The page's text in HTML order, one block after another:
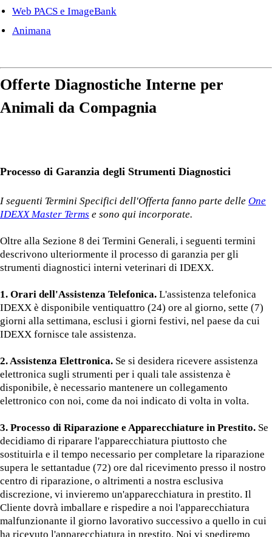
Web PACS e ImageBank
Animana
Offerte Diagnostiche Interne per
Animali da Compagnia
Processo di Garanzia degli Strumenti Diagnostici
I seguenti Termini Specifici dell'Offerta fanno parte delle One
IDEXX Master Terms e sono qui incorporate.
Oltre alla Sezione 8 dei Termini Generali, i seguenti termini
descrivono ulteriormente il processo di garanzia per gli
strumenti diagnostici interni veterinari di IDEXX.
1. Orari dell'Assistenza Telefonica. L'assistenza telefonica
IDEXX è disponibile ventiquattro (24) ore al giorno, sette (7)
giorni alla settimana, esclusi i giorni festivi, nel paese da cui
IDEXX fornisce tale assistenza.
2. Assistenza Elettronica. Se si desidera ricevere assistenza
elettronica sugli strumenti per i quali tale assistenza è
disponibile, è necessario mantenere un collegamento
elettronico con noi, come da noi indicato di volta in volta.
3. Processo di Riparazione e Apparecchiature in Prestito. Se
decidiamo di riparare l'apparecchiatura piuttosto che
sostituirla e il tempo necessario per completare la riparazione
supera le settantadue (72) ore dal ricevimento presso il nostro
centro di riparazione, o altrimenti a nostra esclusiva
discrezione, vi invieremo un'apparecchiatura in prestito. Il
Cliente dovrà imballare e rispedire a noi l'apparecchiatura
malfunzionante il giorno lavorativo successivo a quello in cui
ha ricevuto l'apparecchiatura in prestito. Noi vi spediremo